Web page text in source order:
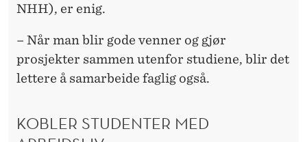
NHH), er enig.
– Når man blir gode venner og gjør
prosjekter sammen utenfor studiene, blir det
lettere å samarbeide faglig også.
KOBLER STUDENTER MED